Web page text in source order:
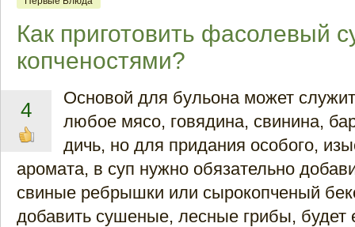
Как приготовить фасолевый
копченостями?
4
Основой для бульона может
любое мясо, говядина, свинина,
дичь, но для придания особого,
аромата, в суп нужно обязательно
свиные ребрышки или сырокопченый
добавить сушеные, лесные грибы, будет